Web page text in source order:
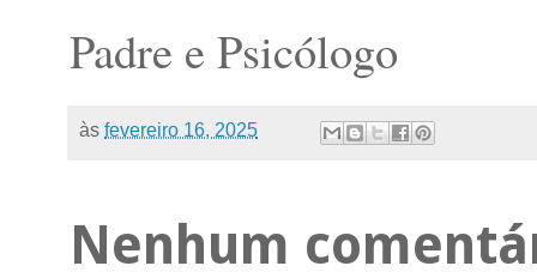
Padre e Psicólogo
às fevereiro 16, 2025
Nenhum